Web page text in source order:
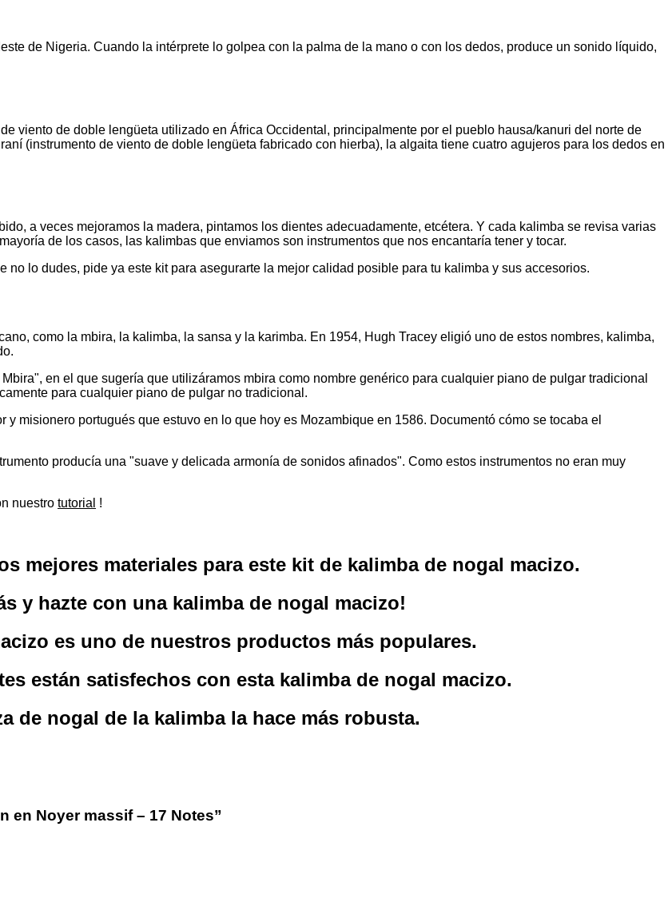
de Nigeria. Cuando la intérprete lo golpea con la palma de la mano o con los dedos, produce un sonido líquido,
viento de doble lengüeta utilizado en África Occidental, principalmente por el pueblo hausa/kanuri del norte de
(instrumento de viento de doble lengüeta fabricado con hierba), la algaita tiene cuatro agujeros para los dedos en
a veces mejoramos la madera, pintamos los dientes adecuadamente, etcétera. Y cada kalimba se revisa varias
de los casos, las kalimbas que enviamos son instrumentos que nos encantaría tener y tocar.
lo dudes, pide ya este kit para asegurarte la mejor calidad posible para tu kalimba y sus accesorios.
como la mbira, la kalimba, la sansa y la karimba. En 1954, Hugh Tracey eligió uno de estos nombres, kalimba,
en el que sugería que utilizáramos mbira como nombre genérico para cualquier piano de pulgar tradicional
para cualquier piano de pulgar no tradicional.
misionero portugués que estuvo en lo que hoy es Mozambique en 1586. Documentó cómo se tocaba el
producía una "suave y delicada armonía de sonidos afinados". Como estos instrumentos no eran muy
nuestro tutorial !
mejores materiales para este kit de kalimba de nogal macizo.
y hazte con una kalimba de nogal macizo!
es uno de nuestros productos más populares.
están satisfechos con esta kalimba de nogal macizo.
de nogal de la kalimba la hace más robusta.
en Noyer massif – 17 Notes”